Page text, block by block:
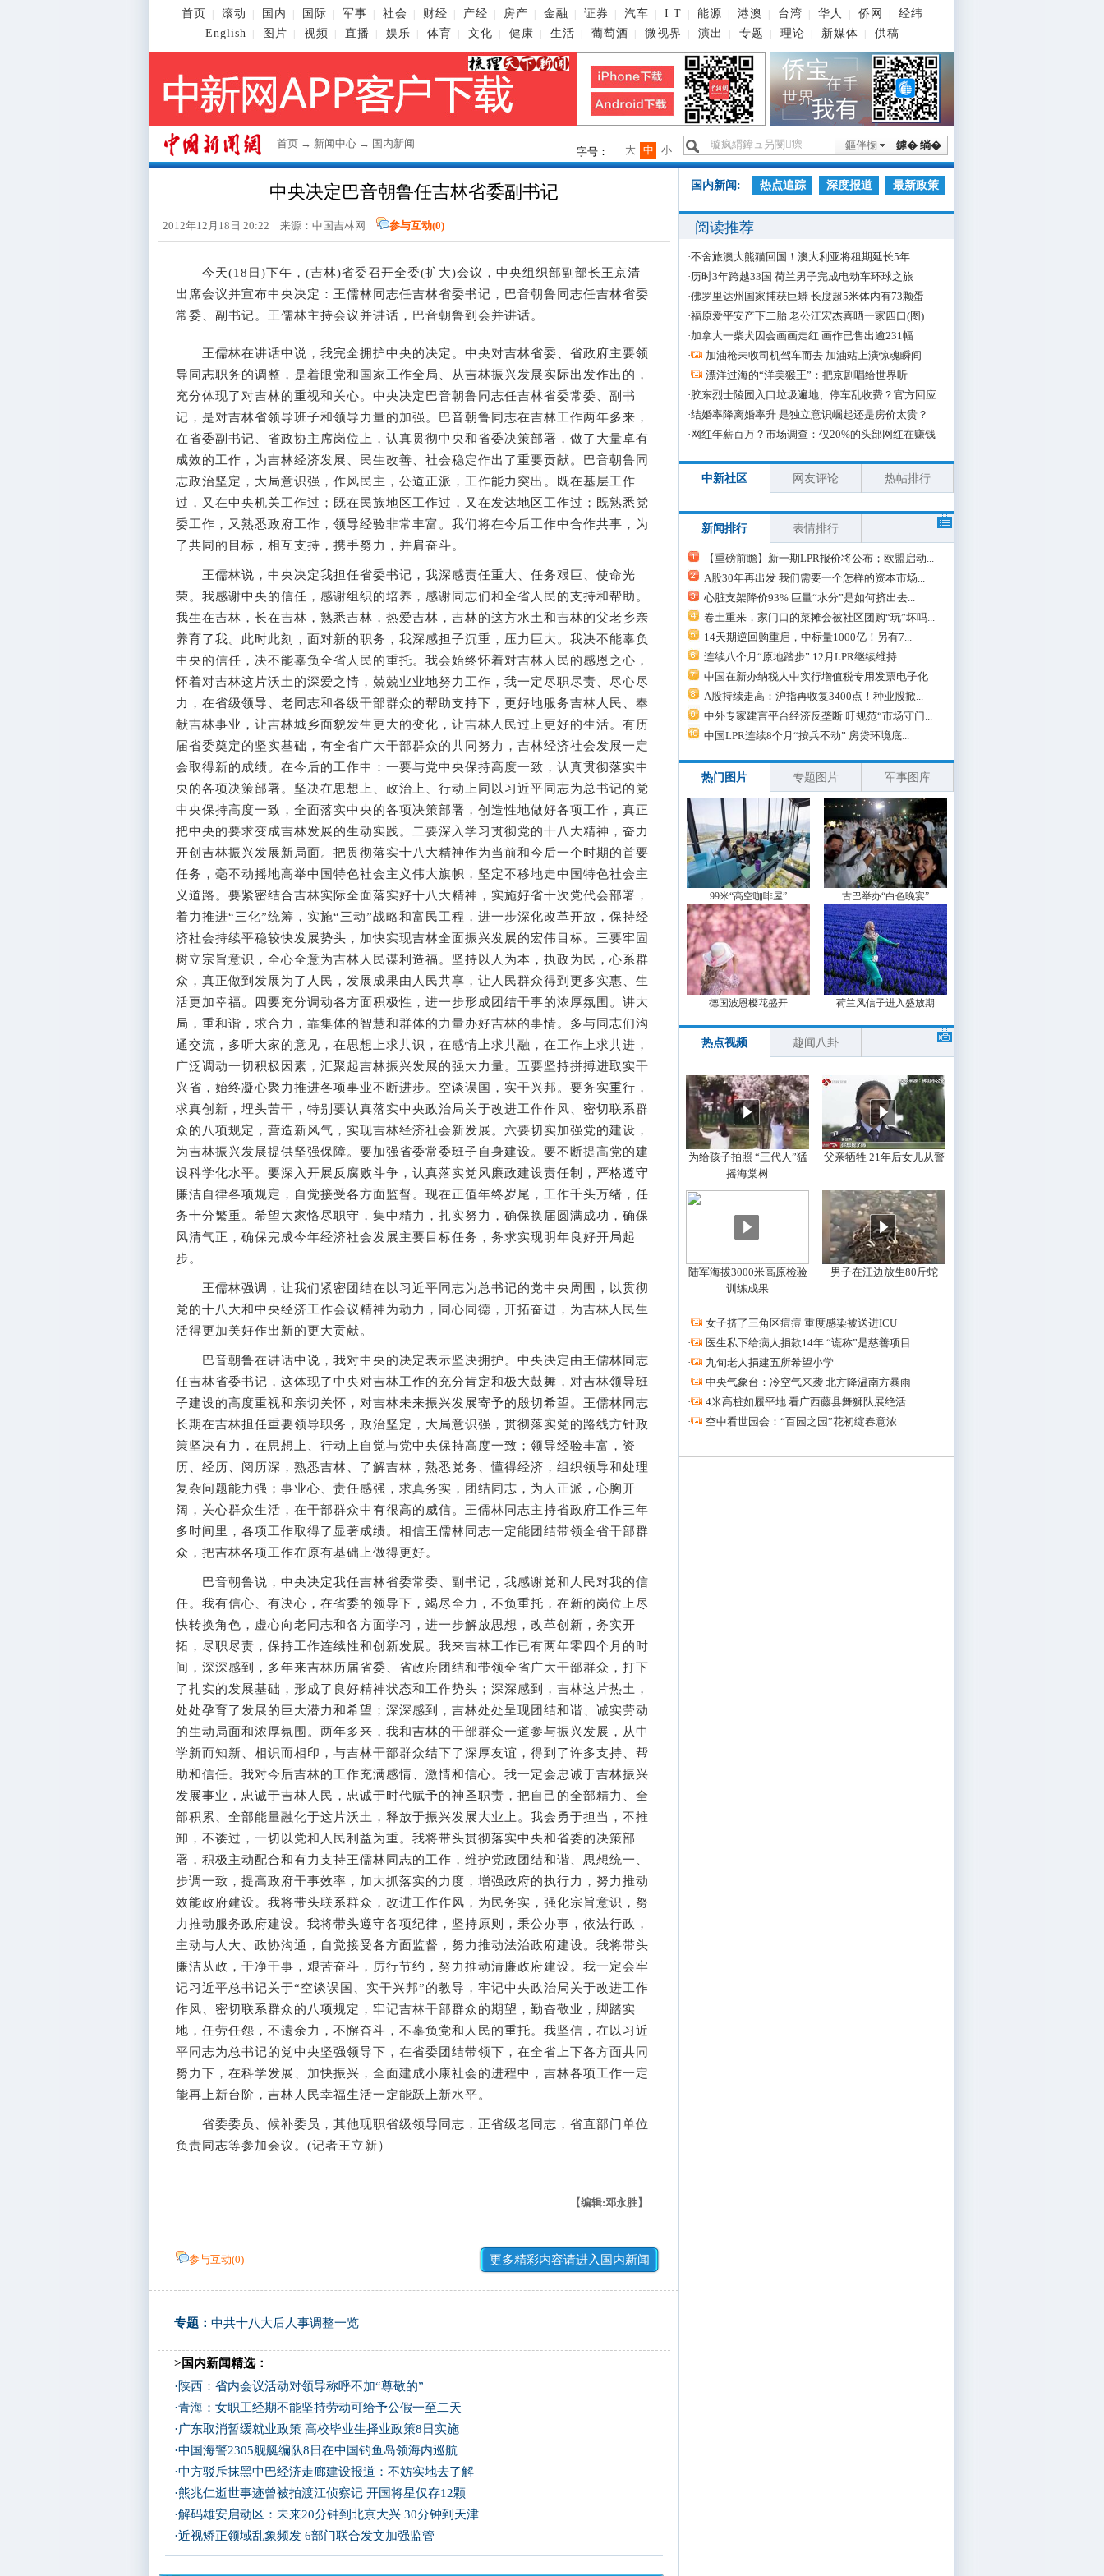
首页 滚动 国内 国际 军事 社会 财经 产经 房产 金融 证券 汽车 I T 能源 港澳 台湾 华人 侨网
经纬
English
图片 视频 直播 娱乐 体育 文化 健康 生活 葡萄酒 微视界 演出 专题 理论 新媒体 供稿
首页 → 新闻中心 → 国内新闻 鎼� 绱�
鏂伴椈
字号： 小
中
大
中央决定巴音朝鲁任吉林省委副书记
2012年12月18日 20:22 来源：中国吉林网 参与互动(0)
今天(18日)下午，(吉林)省委召开全委(扩大)会议，中央组织部副部长王京清
出席会议并宣布中央决定：王儒林同志任吉林省委书记，巴音朝鲁同志任吉林省委
常委、副书记。王儒林主持会议并讲话，巴音朝鲁到会并讲话。
王儒林在讲话中说，我完全拥护中央的决定。中央对吉林省委、省政府主要领
导同志职务的调整，是着眼党和国家工作全局、从吉林振兴发展实际出发作出的，
充分体现了对吉林的重视和关心。中央决定巴音朝鲁同志任吉林省委常委、副书
记，是对吉林省领导班子和领导力量的加强。巴音朝鲁同志在吉林工作两年多来，
在省委副书记、省政协主席岗位上，认真贯彻中央和省委决策部署，做了大量卓有
成效的工作，为吉林经济发展、民生改善、社会稳定作出了重要贡献。巴音朝鲁同
志政治坚定，大局意识强，作风民主，公道正派，工作能力突出。既在基层工作
过，又在中央机关工作过；既在民族地区工作过，又在发达地区工作过；既熟悉党
委工作，又熟悉政府工作，领导经验非常丰富。我们将在今后工作中合作共事，为
了共同的目标，相互支持，携手努力，并肩奋斗。
王儒林说，中央决定我担任省委书记，我深感责任重大、任务艰巨、使命光
荣。我感谢中央的信任，感谢组织的培养，感谢同志们和全省人民的支持和帮助。
我生在吉林，长在吉林，熟悉吉林，热爱吉林，吉林的这方水土和吉林的父老乡亲
养育了我。此时此刻，面对新的职务，我深感担子沉重，压力巨大。我决不能辜负
中央的信任，决不能辜负全省人民的重托。我会始终怀着对吉林人民的感恩之心，
怀着对吉林这片沃土的深爱之情，兢兢业业地努力工作，我一定尽职尽责、尽心尽
力，在省级领导、老同志和各级干部群众的帮助支持下，更好地服务吉林人民、奉
献吉林事业，让吉林城乡面貌发生更大的变化，让吉林人民过上更好的生活。有历
届省委奠定的坚实基础，有全省广大干部群众的共同努力，吉林经济社会发展一定
会取得新的成绩。在今后的工作中：一要与党中央保持高度一致，认真贯彻落实中
央的各项决策部署。坚决在思想上、政治上、行动上同以习近平同志为总书记的党
中央保持高度一致，全面落实中央的各项决策部署，创造性地做好各项工作，真正
把中央的要求变成吉林发展的生动实践。二要深入学习贯彻党的十八大精神，奋力
开创吉林振兴发展新局面。把贯彻落实十八大精神作为当前和今后一个时期的首要
任务，毫不动摇地高举中国特色社会主义伟大旗帜，坚定不移地走中国特色社会主
义道路。要紧密结合吉林实际全面落实好十八大精神，实施好省十次党代会部署，
着力推进“三化”统筹，实施“三动”战略和富民工程，进一步深化改革开放，保持经
济社会持续平稳较快发展势头，加快实现吉林全面振兴发展的宏伟目标。三要牢固
树立宗旨意识，全心全意为吉林人民谋利造福。坚持以人为本，执政为民，心系群
众，真正做到发展为了人民，发展成果由人民共享，让人民群众得到更多实惠、生
活更加幸福。四要充分调动各方面积极性，进一步形成团结干事的浓厚氛围。讲大
局，重和谐，求合力，靠集体的智慧和群体的力量办好吉林的事情。多与同志们沟
通交流，多听大家的意见，在思想上求共识，在感情上求共融，在工作上求共进，
广泛调动一切积极因素，汇聚起吉林振兴发展的强大力量。五要坚持拼搏进取实干
兴省，始终凝心聚力推进各项事业不断进步。空谈误国，实干兴邦。要务实重行，
求真创新，埋头苦干，特别要认真落实中央政治局关于改进工作作风、密切联系群
众的八项规定，营造新风气，实现吉林经济社会新发展。六要切实加强党的建设，
为吉林振兴发展提供坚强保障。要加强省委常委班子自身建设。要不断提高党的建
设科学化水平。要深入开展反腐败斗争，认真落实党风廉政建设责任制，严格遵守
廉洁自律各项规定，自觉接受各方面监督。现在正值年终岁尾，工作千头万绪，任
务十分繁重。希望大家恪尽职守，集中精力，扎实努力，确保换届圆满成功，确保
风清气正，确保完成今年经济社会发展主要目标任务，务求实现明年良好开局起
步。
王儒林强调，让我们紧密团结在以习近平同志为总书记的党中央周围，以贯彻
党的十八大和中央经济工作会议精神为动力，同心同德，开拓奋进，为吉林人民生
活得更加美好作出新的更大贡献。
巴音朝鲁在讲话中说，我对中央的决定表示坚决拥护。中央决定由王儒林同志
任吉林省委书记，这体现了中央对吉林工作的充分肯定和极大鼓舞，对吉林领导班
子建设的高度重视和亲切关怀，对吉林未来振兴发展寄予的殷切希望。王儒林同志
长期在吉林担任重要领导职务，政治坚定，大局意识强，贯彻落实党的路线方针政
策坚决有力，在思想上、行动上自觉与党中央保持高度一致；领导经验丰富，资
历、经历、阅历深，熟悉吉林、了解吉林，熟悉党务、懂得经济，组织领导和处理
复杂问题能力强；事业心、责任感强，求真务实，团结同志，为人正派，心胸开
阔，关心群众生活，在干部群众中有很高的威信。王儒林同志主持省政府工作三年
多时间里，各项工作取得了显著成绩。相信王儒林同志一定能团结带领全省干部群
众，把吉林各项工作在原有基础上做得更好。
巴音朝鲁说，中央决定我任吉林省委常委、副书记，我感谢党和人民对我的信
任。我有信心、有决心，在省委的领导下，竭尽全力，不负重托，在新的岗位上尽
快转换角色，虚心向老同志和各方面学习，进一步解放思想，改革创新，务实开
拓，尽职尽责，保持工作连续性和创新发展。我来吉林工作已有两年零四个月的时
间，深深感到，多年来吉林历届省委、省政府团结和带领全省广大干部群众，打下
了扎实的发展基础，形成了良好精神状态和工作势头；深深感到，吉林这片热土，
处处孕育了发展的巨大潜力和希望；深深感到，吉林处处呈现团结和谐、诚实劳动
的生动局面和浓厚氛围。两年多来，我和吉林的干部群众一道参与振兴发展，从中
学新而知新、相识而相印，与吉林干部群众结下了深厚友谊，得到了许多支持、帮
助和信任。我对今后吉林的工作充满感情、激情和信心。我一定会忠诚于吉林振兴
发展事业，忠诚于吉林人民，忠诚于时代赋予的神圣职责，把自己的全部精力、全
部积累、全部能量融化于这片沃土，释放于振兴发展大业上。我会勇于担当，不推
卸，不诿过，一切以党和人民利益为重。我将带头贯彻落实中央和省委的决策部
署，积极主动配合和有力支持王儒林同志的工作，维护党政团结和谐、思想统一、
步调一致，提高政府干事效率，加大抓落实的力度，增强政府的执行力，努力推动
效能政府建设。我将带头联系群众，改进工作作风，为民务实，强化宗旨意识，努
力推动服务政府建设。我将带头遵守各项纪律，坚持原则，秉公办事，依法行政，
主动与人大、政协沟通，自觉接受各方面监督，努力推动法治政府建设。我将带头
廉洁从政，干净干事，艰苦奋斗，厉行节约，努力推动清廉政府建设。我一定会牢
记习近平总书记关于“空谈误国、实干兴邦”的教导，牢记中央政治局关于改进工作
作风、密切联系群众的八项规定，牢记吉林干部群众的期望，勤奋敬业，脚踏实
地，任劳任怨，不遗余力，不懈奋斗，不辜负党和人民的重托。我坚信，在以习近
平同志为总书记的党中央坚强领导下，在省委团结带领下，在全省上下各方面共同
努力下，在科学发展、加快振兴，全面建成小康社会的进程中，吉林各项工作一定
能再上新台阶，吉林人民幸福生活一定能跃上新水平。
省委委员、候补委员，其他现职省级领导同志，正省级老同志，省直部门单位
负责同志等参加会议。(记者王立新）
【编辑:邓永胜】
参与互动(0) 更多精彩内容请进入国内新闻
专题： 中共十八大后人事调整一览
>国内新闻精选：
·陕西：省内会议活动对领导称呼不加“尊敬的”
·青海：女职工经期不能坚持劳动可给予公假一至二天
·广东取消暂缓就业政策 高校毕业生择业政策8日实施
·中国海警2305舰艇编队8日在中国钓鱼岛领海内巡航
·中方驳斥抹黑中巴经济走廊建设报道：不妨实地去了解
·熊兆仁逝世事迹曾被拍渡江侦察记 开国将星仅存12颗
·解码雄安启动区：未来20分钟到北京大兴 30分钟到天津
·近视矫正领域乱象频发 6部门联合发文加强监管
国内新闻: 热点追踪 深度报道 最新政策
阅读推荐
·不舍旅澳大熊猫回国！澳大利亚将租期延长5年
·历时3年跨越33国 荷兰男子完成电动车环球之旅
·佛罗里达州国家捕获巨蟒 长度超5米体内有73颗蛋
·福原爱平安产下二胎 老公江宏杰喜晒一家四口(图)
·加拿大一柴犬因会画画走红 画作已售出逾231幅
·
加油枪未收司机驾车而去 加油站上演惊魂瞬间
·
漂洋过海的“洋美猴王”：把京剧唱给世界听
·胶东烈士陵园入口垃圾遍地、停车乱收费？官方回应
·结婚率降离婚率升 是独立意识崛起还是房价太贵？
· 网红年薪百万？市场调查：仅20%的头部网红在赚钱
中新社区 网友评论 热帖排行
新闻排行 表情排行
【重磅前瞻】新一期LPR报价将公布；欧盟启动...
A股30年再出发 我们需要一个怎样的资本市场...
心脏支架降价93% 巨量“水分”是如何挤出去...
卷土重来，家门口的菜摊会被社区团购“玩”坏吗...
14天期逆回购重启，中标量1000亿！另有7...
连续八个月“原地踏步” 12月LPR继续维持...
中国在新办纳税人中实行增值税专用发票电子化
A股持续走高：沪指再收复3400点！种业股掀...
中外专家建言平台经济反垄断 吁规范“市场守门...
中国LPR连续8个月“按兵不动” 房贷环境底...
热门图片 专题图片 军事图库
99米“高空咖啡屋” 古巴举办“白色晚宴”
德国波恩樱花盛开 荷兰风信子进入盛放期
热点视频 趣闻八卦
为给孩子拍照 “三代人”猛
摇海棠树
父亲牺牲 21年后女儿从警
陆军海拔3000米高原检验
训练成果
男子在江边放生80斤蛇
·
女子挤了三角区痘痘 重度感染被送进ICU
·
医生私下给病人捐款14年 “谎称”是慈善项目
·
九旬老人捐建五所希望小学
·
中央气象台：冷空气来袭 北方降温南方暴雨
·
4米高桩如履平地 看广西藤县舞狮队展绝活
·
空中看世园会：“百园之园”花初绽春意浓